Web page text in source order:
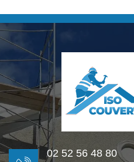
02 52 56 48 80